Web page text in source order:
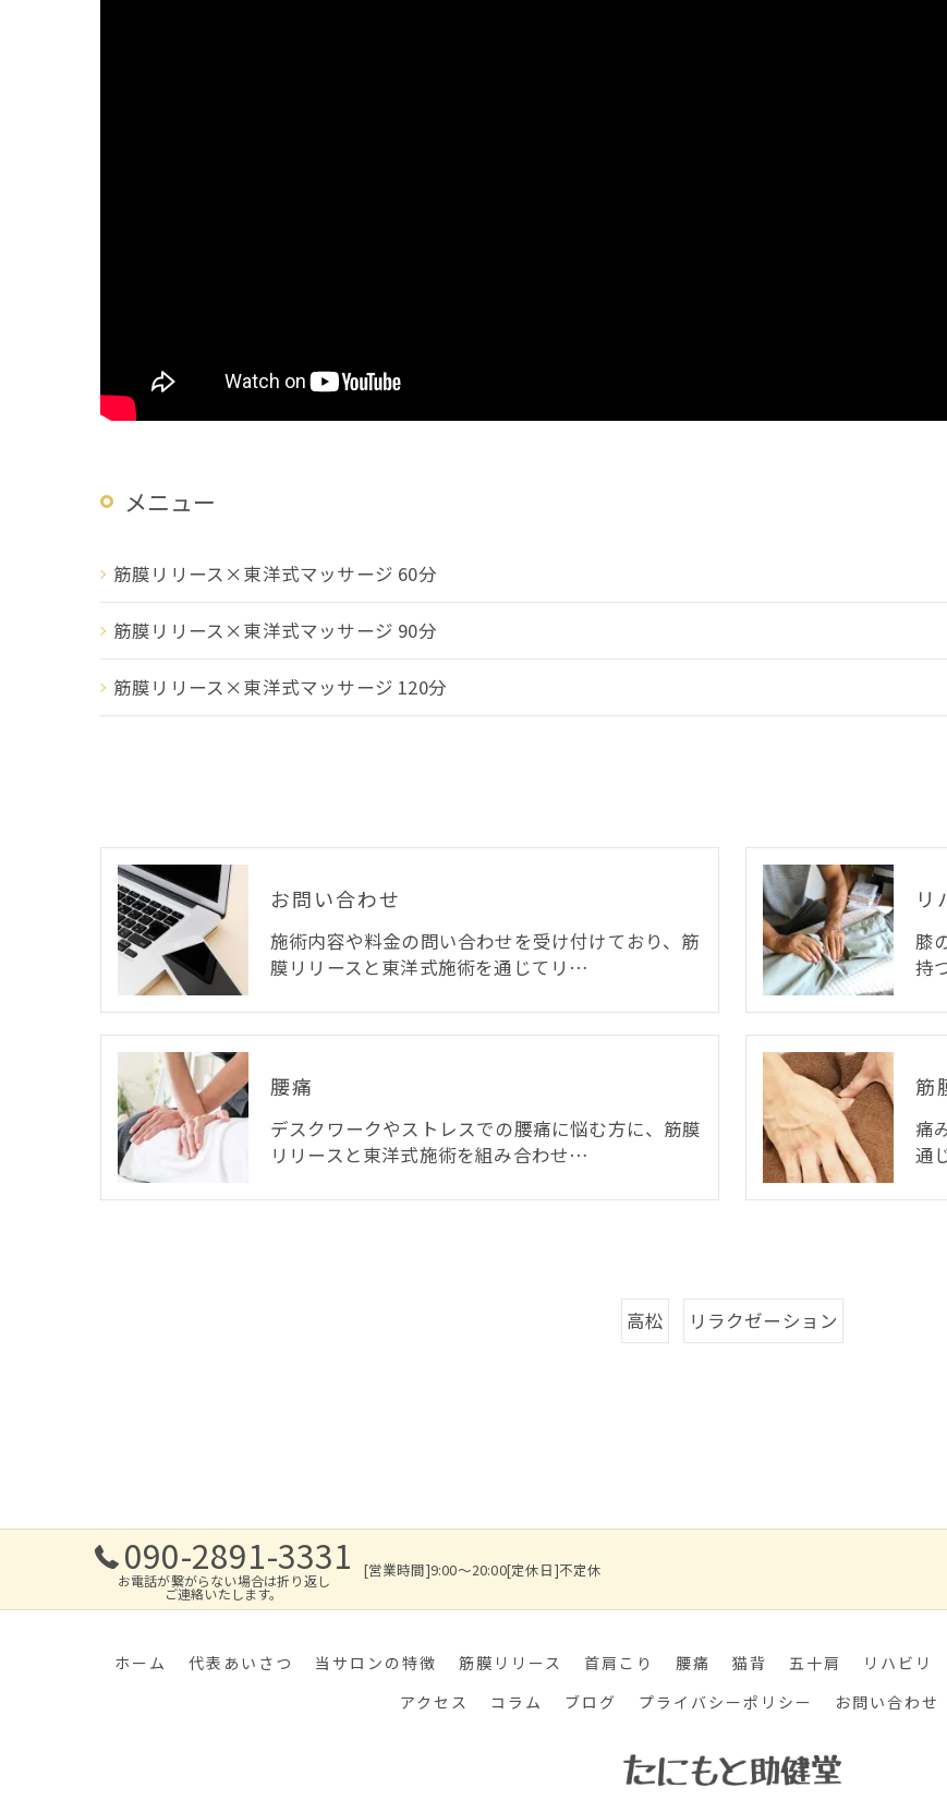
メニュー
筋膜リリース×東洋式マッサージ 60分
筋膜リリース×東洋式マッサージ 90分
筋膜リリース×東洋式マッサージ 120分
お問い合わせ
施術内容や料金の問い合わせを受け付けており、筋
膜リリースと東洋式施術を通じてリ…
リ
膝
持
腰痛
デスクワークやストレスでの腰痛に悩む方に、筋膜
リリースと東洋式施術を組み合わせ…
筋
痛
通
高松 リラクゼーション
090-2891-3331
お電話が繋がらない場合は折り返し
ご連絡いたします。
[営業時間]9:00～20:00[定休日]不定休
ホーム 代表あいさつ 当サロンの特徴 筋膜リリース 首肩こり 腰痛 猫背 五十肩 リハビリ
アクセス
コラム ブログ プライバシーポリシー お問い合わせ